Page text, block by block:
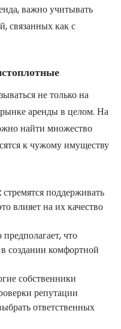
важно учитывать
связанных как с
не только на
аренды в целом. На
найти множество
к чужому имуществу
стремятся поддерживать
влияет на их качество
предполагает, что
создании комфортной
собственники
репутации
ответственных